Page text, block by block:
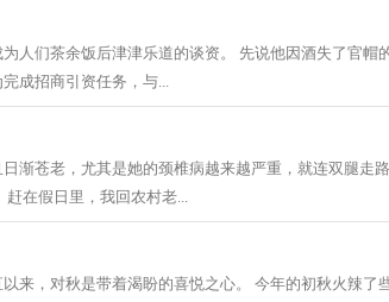
人们茶余饭后津津乐道的谈资。 先说他因酒失了官帽
成招商引资任务，与...
渐苍老，尤其是她的颈椎病越来越严重，就连双腿走
在假日里，我回农村老...
来，对秋是带着渴盼的喜悦之心。 今年的初秋火辣了